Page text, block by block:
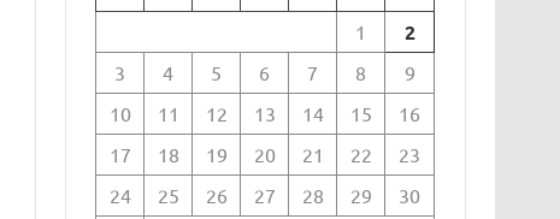
1 2
3 4 5 6 7 8
9
10
11 12 13 14 15
16
17
18 19 20 21 22
23
24
25 26 27 28 29
30